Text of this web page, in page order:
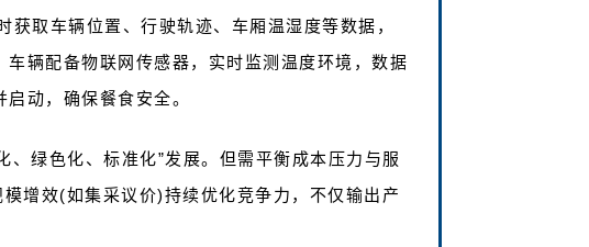
取车辆位置、行驶轨迹、车厢温湿度等数据，
辆配备物联网传感器，实时监测温度环境，数据
动，确保餐食安全。
、绿色化、标准化”发展。但需平衡成本压力与服
增效(如集采议价)持续优化竞争力，不仅输出产